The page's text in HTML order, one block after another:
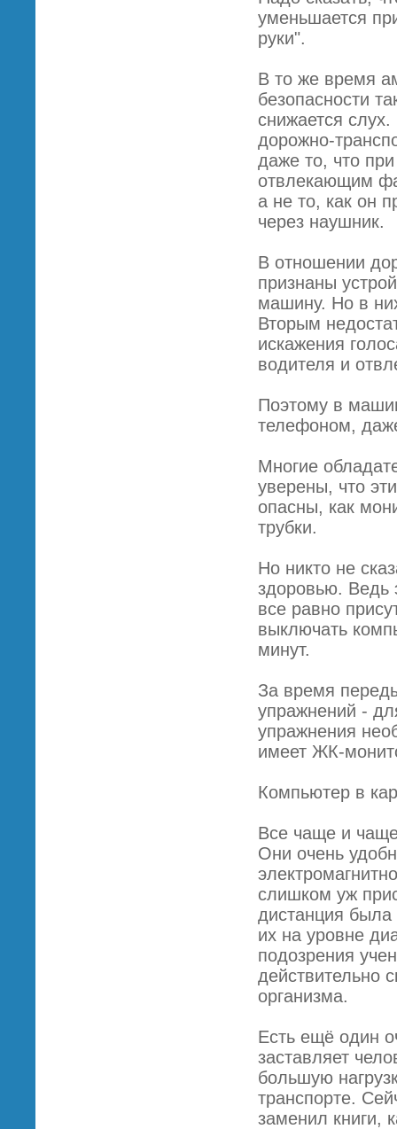
уменьшается
руки".
В то же время
безопасности
снижается
дорожно-
даже то, что
отвлекающим
а не то, как он
через наушник.
В отношении
признаны
машину. Но в
Вторым
искажения
водителя и
Поэтому в
телефоном,
Многие
уверены, что
опасны, как
трубки.
Но никто не
здоровью. Ведь
все равно
выключать
минут.
За время
упражнений -
упражнения
имеет ЖК-
Компьютер в
Все чаще и
Они очень
слишком уж
дистанция
их на уровне
подозрения
действительно
организма.
Есть ещё один
заставляет
большую
транспорте.
заменил книги,